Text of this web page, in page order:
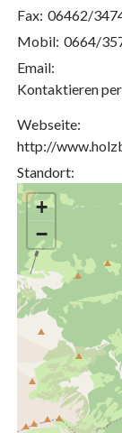
Fax: 06462/
Mobil: 0664/
Email:
Kontaktieren
Webseite:
http://
Standort:
+
−